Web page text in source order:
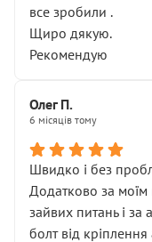
все зробили .
Щиро дякую.
Рекомендую
Олег П.
6 місяців тому
Швидко і без
Додатково за
зайвих питань і за
болт від